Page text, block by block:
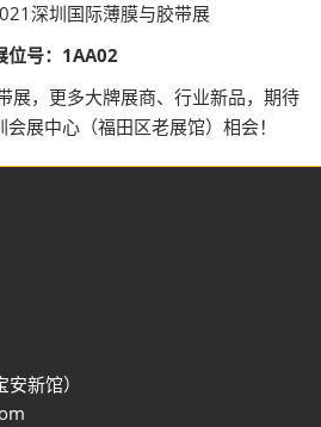
深圳国际薄膜与胶带展
位号：1AA02
展，更多大牌展商、行业新品，期待
展中心（福田区老展馆）相会！
新馆）